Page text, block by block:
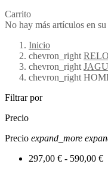
Carrito
No hay más artículos en
Inicio
chevron_right
chevron_right
chevron_right
Filtrar por
Precio
Precio expand_more
297,00 € - 590,00 €